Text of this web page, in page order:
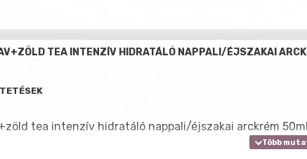
TEA INTENZÍV HIDRATÁLÓ NAPPALI/ÉJSZAKAI
tea intenzív hidratáló nappali/éjszakai arckrém 50ml